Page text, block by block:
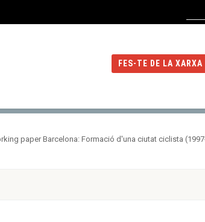
FES-TE DE LA XARXA
paper Barcelona: Formació d'una ciutat ciclista